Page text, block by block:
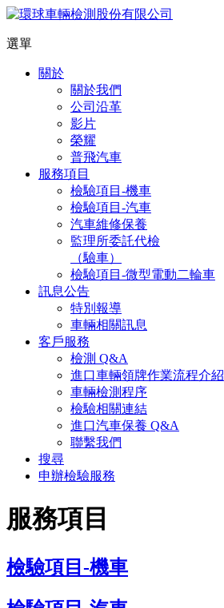
選單
關於
關於我們
公司沿革
影片
榮耀
普飛汽車
服務項目
檢驗項目-機車
檢驗項目-汽車
汽車維修保養
監理所委託代檢
（驗車）
檢驗項目-微型電動二輪車
訊息公告
特別報導
車輛相關訊息
客戶服務
檢測 Q&A
進口車輛領牌作業流程介紹
車輛檢測程序
檢驗相關連結
進口汽車保養 Q&A
聯繫我們
搜尋
申辦檢驗服務
服務項目
檢驗項目-機車